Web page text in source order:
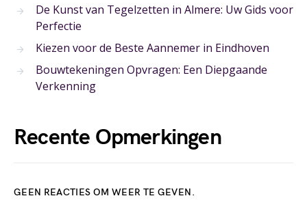
De Kunst van Tegelzetten in Almere: Uw Gids voor
Perfectie
Kiezen voor de Beste Aannemer in Eindhoven
Bouwtekeningen Opvragen: Een Diepgaande
Verkenning
Recente Opmerkingen
GEEN REACTIES OM WEER TE GEVEN.